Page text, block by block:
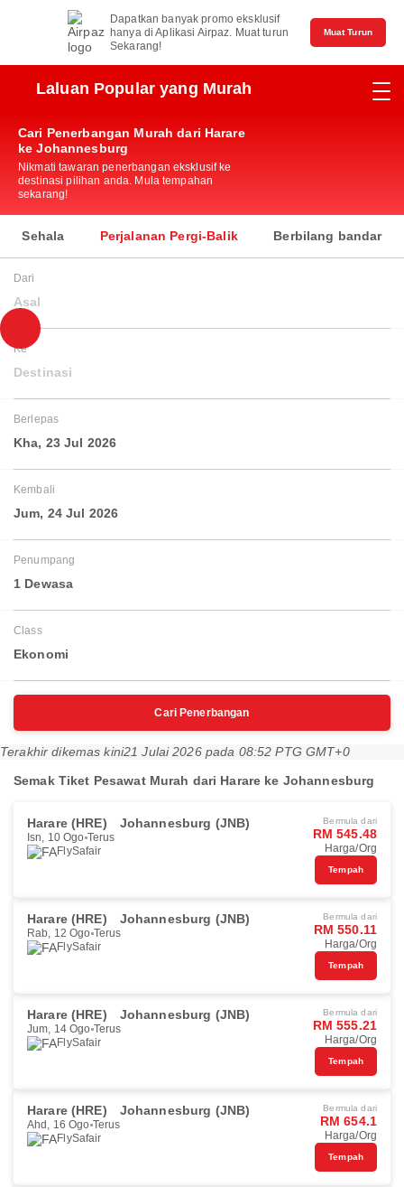
Dapatkan banyak promo eksklusif
hanya di Aplikasi Airpaz. Muat turun
Sekarang!
Muat Turun
Laluan Popular yang Murah
Cari Penerbangan Murah dari Harare
ke Johannesburg
Nikmati tawaran penerbangan eksklusif ke
destinasi pilihan anda. Mula tempahan
sekarang!
Sehala Perjalanan Pergi-Balik Berbilang bandar
Dari
Asal
Ke
Destinasi
Berlepas
Kha, 23 Jul 2026
Kembali
Jum, 24 Jul 2026
Penumpang
1 Dewasa
Class
Ekonomi
Cari Penerbangan
Terakhir dikemas kini21 Julai 2026 pada 08:52 PTG GMT+0
Semak Tiket Pesawat Murah dari Harare ke Johannesburg
Harare (HRE) Johannesburg (JNB)
Isn, 10 Ogo Terus
FlySafair
Bermula dari
RM 545.48
Harga/Org
Tempah
Harare (HRE) Johannesburg (JNB)
Rab, 12 Ogo Terus
FlySafair
Bermula dari
RM 550.11
Harga/Org
Tempah
Harare (HRE) Johannesburg (JNB)
Jum, 14 Ogo Terus
FlySafair
Bermula dari
RM 555.21
Harga/Org
Tempah
Harare (HRE) Johannesburg (JNB)
Ahd, 16 Ogo Terus
FlySafair
Bermula dari
RM 654.1
Harga/Org
Tempah